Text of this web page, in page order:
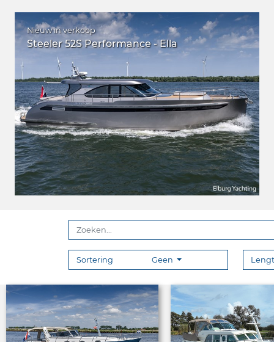
Nieuw in verkoop
Steeler 52S Performance - Ella
Sortering Geen